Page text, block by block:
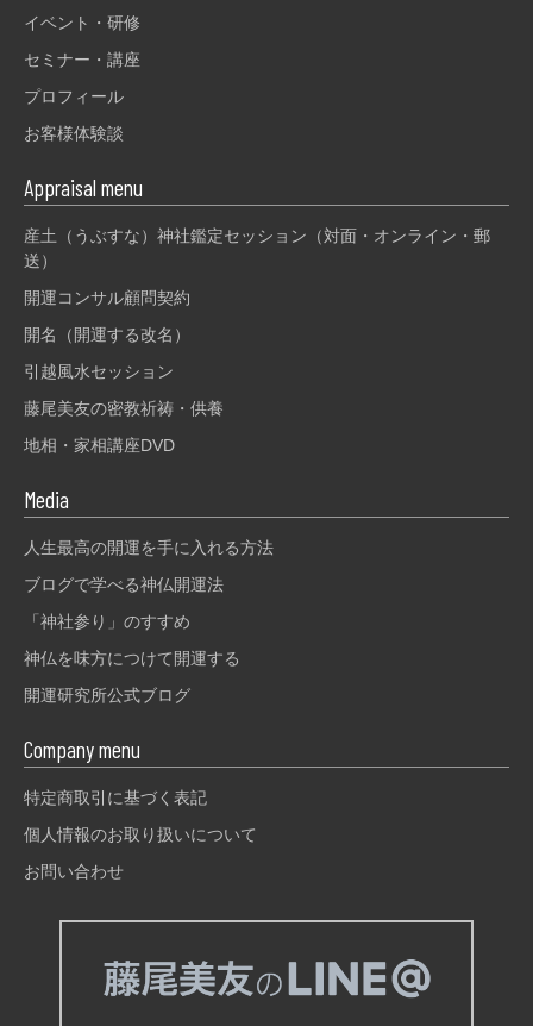
イベント・研修
セミナー・講座
プロフィール
お客様体験談
Appraisal menu
産土（うぶすな）神社鑑定セッション（対面・オンライン・郵
送）
開運コンサル顧問契約
開名（開運する改名）
引越風水セッション
藤尾美友の密教祈祷・供養
地相・家相講座DVD
Media
人生最高の開運を手に入れる方法
ブログで学べる神仏開運法
「神社参り」のすすめ
神仏を味方につけて開運する
開運研究所公式ブログ
Company menu
特定商取引に基づく表記
個人情報のお取り扱いについて
お問い合わせ